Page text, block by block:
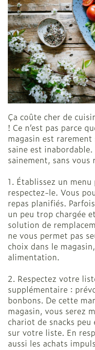
Ça coûte cher de
! Ce n’est pas parce
magasin est
saine est
sainement, sans vous
1. Établissez un
respectez-le. Vous
repas planifiés.
un peu trop chargée
solution de
ne vous permet pas
choix dans le
alimentation.
2. Respectez votre
supplémentaire :
bonbons. De cette
magasin, vous serez
chariot de snacks
sur votre liste. En
aussi les achats